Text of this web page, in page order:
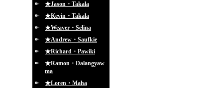
★Jason・Takala
★Kevin・Takala
★Weaver・Selina
★Andrew・Saufkie
★Richard・Pawiki
★Ramon・Dalangyaw
ma
★Loren・Maha